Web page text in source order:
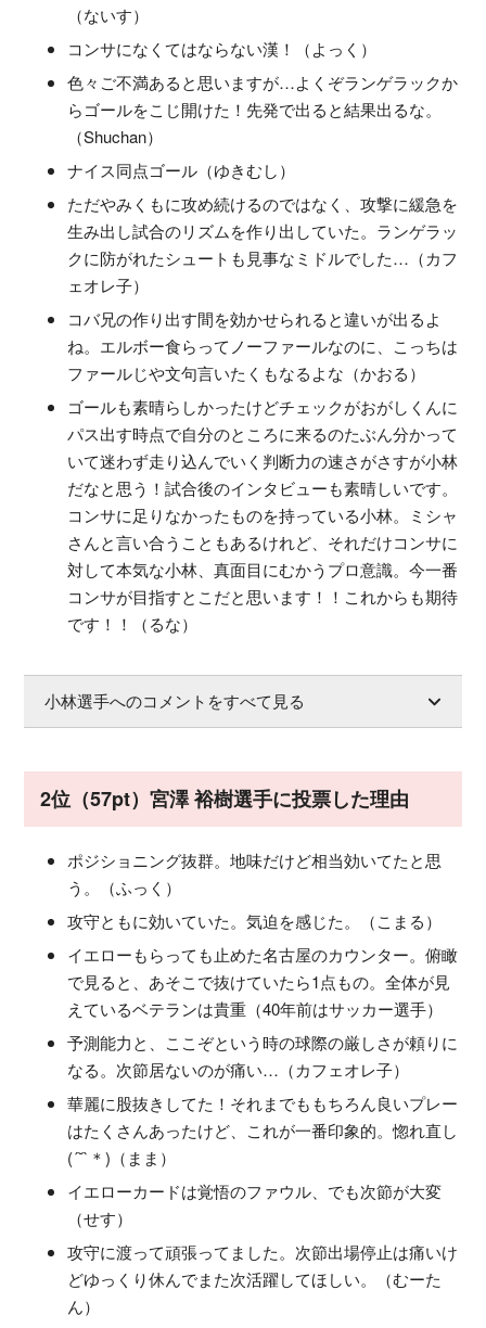
（ないす）
コンサになくてはならない漢！（よっく）
色々ご不満あると思いますが…よくぞランゲラックか
らゴールをこじ開けた！先発で出ると結果出るな。
（Shuchan）
ナイス同点ゴール（ゆきむし）
ただやみくもに攻め続けるのではなく、攻撃に緩急を
生み出し試合のリズムを作り出していた。ランゲラッ
クに防がれたシュートも見事なミドルでした…（カフ
ェオレ子）
コバ兄の作り出す間を効かせられると違いが出るよ
ね。エルボー食らってノーファールなのに、こっちは
ファールじや文句言いたくもなるよな（かおる）
ゴールも素晴らしかったけどチェックがおがしくんに
パス出す時点で自分のところに来るのたぶん分かって
いて迷わず走り込んでいく判断力の速さがさすが小林
だなと思う！試合後のインタビューも素晴しいです。
コンサに足りなかったものを持っている小林。ミシャ
さんと言い合うこともあるけれど、それだけコンサに
対して本気な小林、真面目にむかうプロ意識。今一番
コンサが目指すとこだと思います！！これからも期待
です！！（るな）
小林選手へのコメントをすべて見る
2位（57pt）宮澤 裕樹選手に投票した理由
ポジショニング抜群。地味だけど相当効いてたと思
う。（ふっく）
攻守ともに効いていた。気迫を感じた。（こまる）
イエローもらっても止めた名古屋のカウンター。俯瞰
で見ると、あそこで抜けていたら1点もの。全体が見
えているベテランは貴重（40年前はサッカー選手）
予測能力と、ここぞという時の球際の厳しさが頼りに
なる。次節居ないのが痛い…（カフェオレ子）
華麗に股抜きしてた！それまでももちろん良いプレー
はたくさんあったけど、これが一番印象的。惚れ直し
(´˘`＊)（まま）
イエローカードは覚悟のファウル、でも次節が大変
（せす）
攻守に渡って頑張ってました。次節出場停止は痛いけ
どゆっくり休んでまた次活躍してほしい。（むーた
ん）